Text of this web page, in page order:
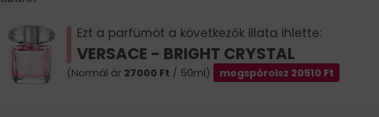
Ezt a parfümöt a következők illata ihlette:
VERSACE - BRIGHT CRYSTAL
(Normál ár 27000 Ft / 50ml) megspórolsz 20510 Ft